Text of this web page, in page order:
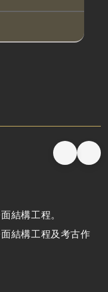
結構工程。
結構工程及考古作